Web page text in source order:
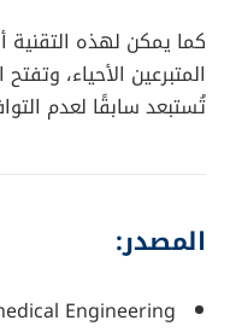
كما يمكن لهذه التقنية
المتبرعين الأحياء،
تُستبعد سابقًا لعدم
المصدر:
Engineering